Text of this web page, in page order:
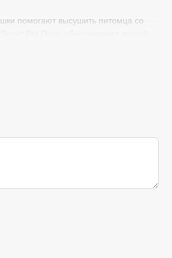
помогают высушить питомца со
PETKIT. Приложение будет
в режиме реального времени.